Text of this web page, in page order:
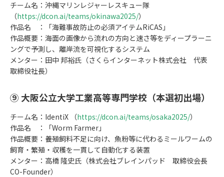
チーム名：沖縄マリンレジャーレスキュー隊
（https://dcon.ai/teams/okinawa2025/）
作品名 ：「海難事故防止の必須アイテムRiCAS」
作品概要：海面の画像から流れの方向と速さ等をディープラーニ
ングで予測し、離岸流を可視化するシステム
メンター：田中 邦裕氏（さくらインターネット株式会社 代表
取締役社長）
⑨ 大阪公立大学工業高等専門学校（本選初出場）
チーム名：IdentiX （https://dcon.ai/teams/osaka2025/）
作品名 ：「Worm Farmer」
作品概要：養殖飼料不足に向け、魚粉等に代わるミールワームの
飼育・繁殖・収穫を一貫して自動化する装置
メンター：高橋 隆史氏（株式会社ブレインパッド 取締役会長
CO-Founder）